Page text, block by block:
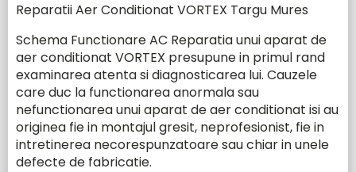
service
Marci electrocasnice
Marci Aer Contionat pentru care facem service
in Targu Mures
Marci Aer Conditionat
Reparatii Aer Conditionat VORTEX Targu Mures
Schema Functionare AC Reparatia unui aparat de
aer conditionat VORTEX presupune in primul rand
examinarea atenta si diagnosticarea lui. Cauzele
care duc la functionarea anormala sau
nefunctionarea unui aparat de aer conditionat isi au
originea fie in montajul gresit, neprofesionist, fie in
intretinerea necorespunzatoare sau chiar in unele
defecte de fabricatie.